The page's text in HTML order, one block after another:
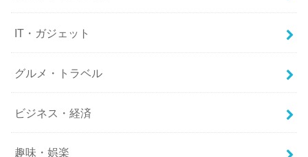
IT・ガジェット
グルメ・トラベル
ビジネス・経済
趣味・娯楽